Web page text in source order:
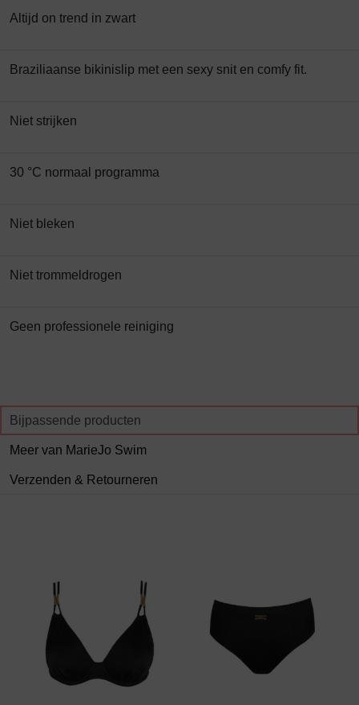
Altijd on trend in zwart
Braziliaanse bikinislip met een sexy snit en comfy fit.
Niet strijken
30 °C normaal programma
Niet bleken
Niet trommeldrogen
Geen professionele reiniging
Bijpassende producten
Meer van MarieJo Swim
Verzenden & Retourneren